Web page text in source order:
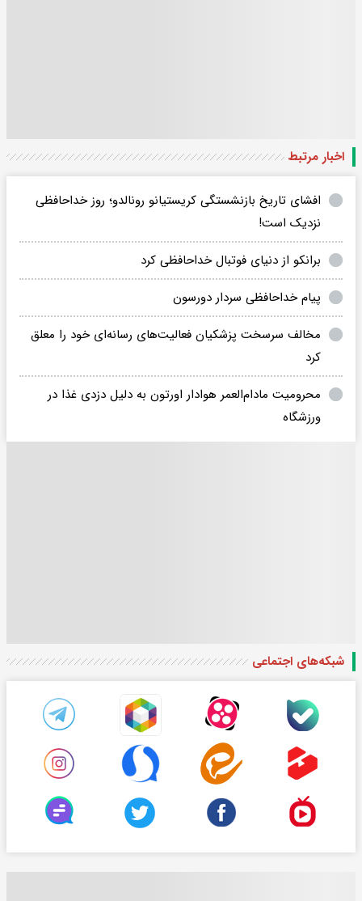
اخبار مرتبط
افشای تاریخ بازنشستگی کریستیانو رونالدو؛ روز خداحافظی
نزدیک است!
برانکو از دنیای فوتبال خداحافظی کرد
پیام خداحافظی سردار دورسون
مخالف سرسخت پزشکیان فعالیت‌های رسانه‌ای خود را معلق
کرد
محرومیت مادام‌العمر هوادار اورتون به دلیل دزدی غذا در
ورزشگاه
شبکه‌های اجتماعی